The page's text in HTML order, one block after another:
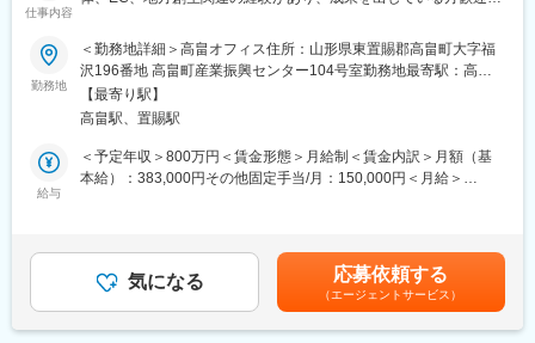
◇チーム全体のパフォーマンス向上と目標達成のためのリーダー
■配属先の情報：
現在、20代から30代のメンバー6名で構成されています。リーダ
ーとして、これらのメンバーをまとめ、組織の成長を推進してい
■働き方および福利厚生：
◇本社研修について（本社勤務以外）
本社（島原）で約1ヶ月間の研修を行うことがあります。その際に
は社宅を利用いただけます。
仕事内容
務の支援／「人と地域をつなぐ」をコンセプトに地域密着型の企
業～
■業務内容：
◇自治体への提案
契約自治体様と連携し、寄付額を拡大させるための提案を行うと
ともに、制度改正等の外部環境の変化に即応し、持続可能な運用
（紹介文・構成・写真）を戦略的に企画
◇組織運営
部門責任者として、数値管理のみならず、社員の能力向上やチー
勤務地
＜勤務地詳細＞高畠オフィス住所：山形県東置賜郡高畠町大字福
沢196番地 高畠町産業振興センター104号室勤務地最寄駅：高畠
駅受動喫煙対策：屋内全面禁煙変更の範囲：無
【最寄り駅】
高畠駅、置賜駅
給与
＜予定年収＞800万円＜賃金形態＞月給制＜賃金内訳＞月額（基
本給）：383,000円その他固定手当/月：150,000円＜月給＞
ている方が対象賃金はあくまでも目安の金額であり、選考を通じ
て上下する可能性があります。月給(月額)は固定手当を含めた表記
です。
気になる 応募依頼する
（エージェントサービス）